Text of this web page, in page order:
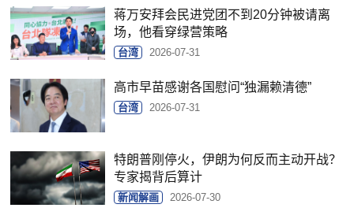
蒋万安拜会民进党团不到20分钟被请离
场，他看穿绿营策略
台湾 2026-07-31
高市早苗感谢各国慰问“独漏赖清德”
台湾 2026-07-31
特朗普刚停火，伊朗为何反而主动开战？
专家揭背后算计
新闻解画 2026-07-30